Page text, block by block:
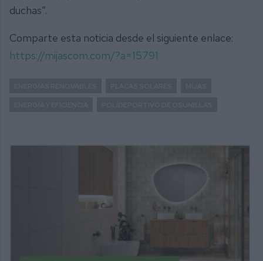
duchas”.
Comparte esta noticia desde el siguiente enlace:
https://mijascom.com/?a=15791